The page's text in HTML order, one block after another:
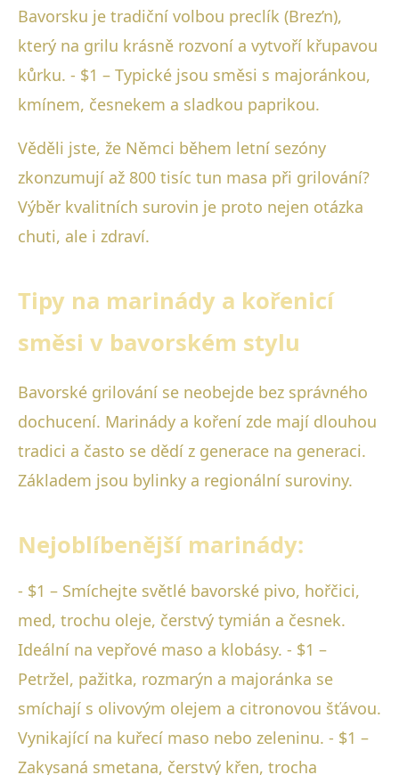
Bavorsku je tradiční volbou preclík (Brez’n),
který na grilu krásně rozvoní a vytvoří křupavou
kůrku. - $1 – Typické jsou směsi s majoránkou,
kmínem, česnekem a sladkou paprikou.
Věděli jste, že Němci během letní sezóny
zkonzumují až 800 tisíc tun masa při grilování?
Výběr kvalitních surovin je proto nejen otázka
chuti, ale i zdraví.
Tipy na marinády a kořenicí
směsi v bavorském stylu
Bavorské grilování se neobejde bez správného
dochucení. Marinády a koření zde mají dlouhou
tradici a často se dědí z generace na generaci.
Základem jsou bylinky a regionální suroviny.
Nejoblíbenější marinády:
- $1 – Smíchejte světlé bavorské pivo, hořčici,
med, trochu oleje, čerstvý tymián a česnek.
Ideální na vepřové maso a klobásy. - $1 –
Petržel, pažitka, rozmarýn a majoránka se
smíchají s olivovým olejem a citronovou šťávou.
Vynikající na kuřecí maso nebo zeleninu. - $1 –
Zakysaná smetana, čerstvý křen, trocha